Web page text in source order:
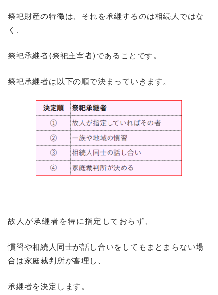
祭祀財産の特徴は、それを承継するのは相続人ではな
く、
祭祀承継者(祭祀主宰者)であることです。
祭祀承継者は以下の順で決まっていきます。
故人が承継者を特に指定しておらず、
慣習や相続人同士が話し合いをしてもまとまらない場
合は家庭裁判所が審理し、
承継者を決定します。